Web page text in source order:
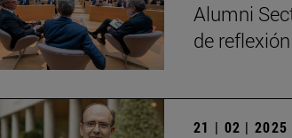
Alumni
de
21 | 02 | 2025